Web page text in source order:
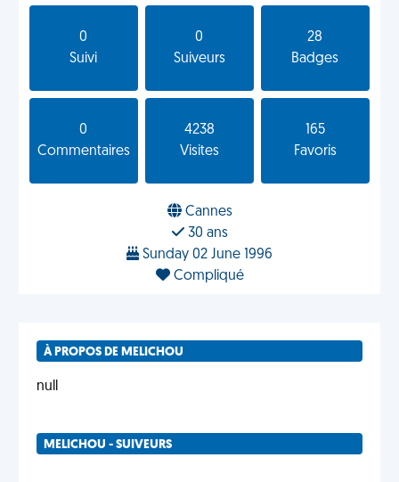
0
Suivi
0
Suiveurs
28
Badges
0
Commentaires
4238
Visites
165
Favoris
Cannes
30 ans
Sunday 02 June 1996
Compliqué
À PROPOS DE MELICHOU
null
MELICHOU - SUIVEURS